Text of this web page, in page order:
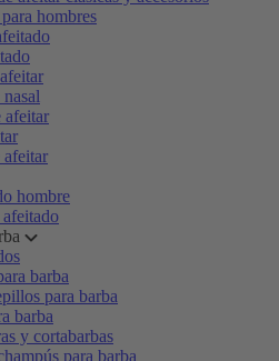
hombres
afeitar
afeitar
hombre
afeitado
barba
para barba
barba
y cortabarbas
para barba